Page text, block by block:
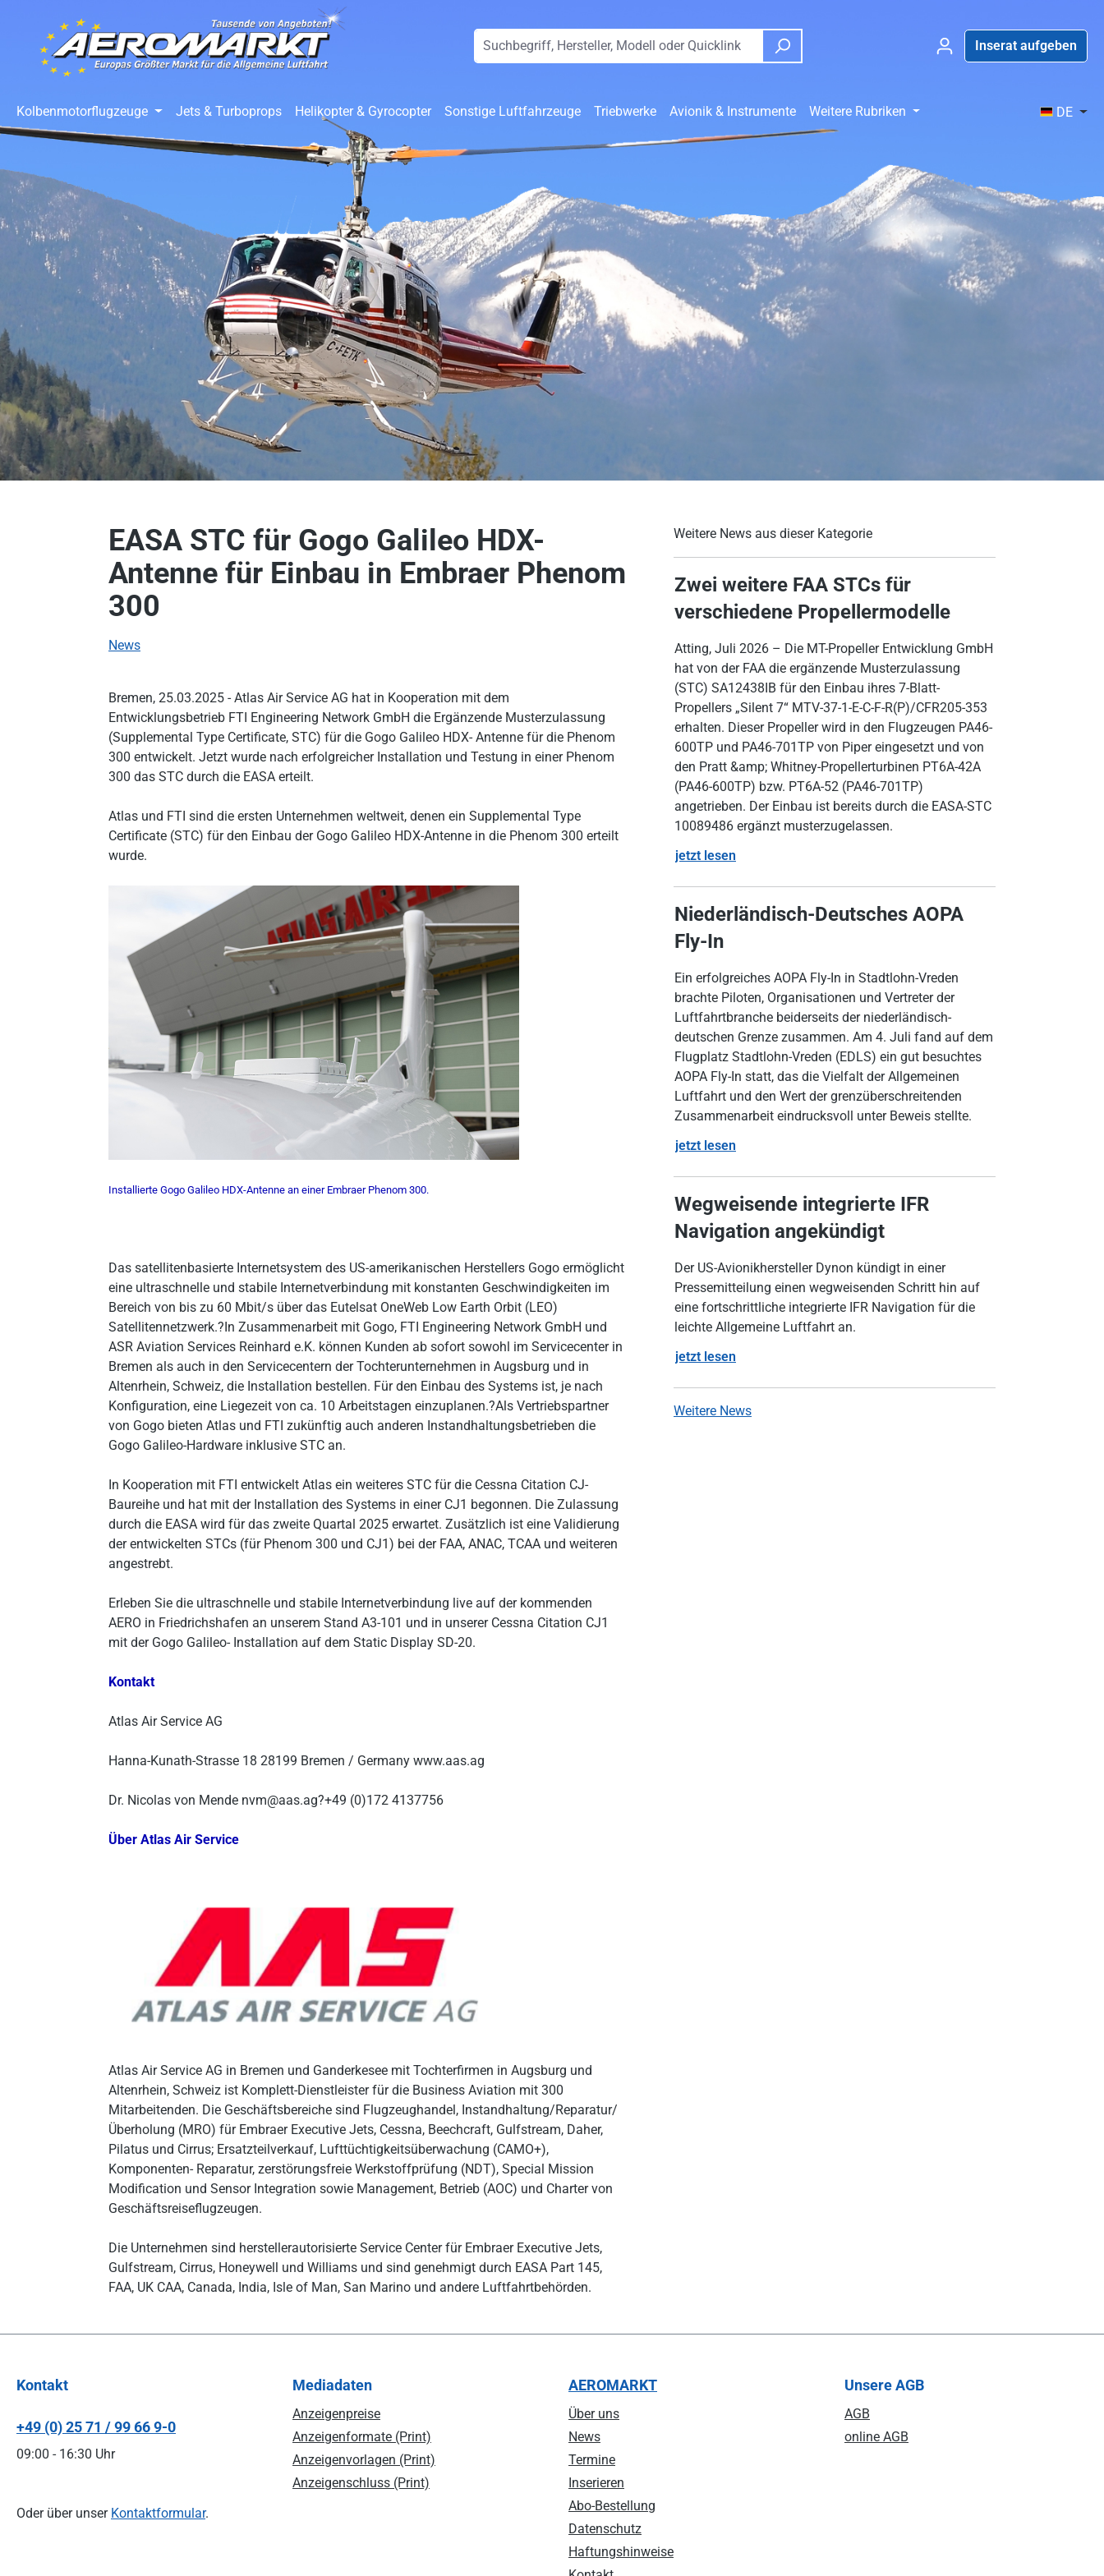
Zur Hauptnavigation springen
Inserat aufgeben
Kolbenmotorflugzeuge Jets & Turboprops Helikopter & Gyrocopter Sonstige Luftfahrzeuge Triebwerke Avionik & Instrumente Weitere Rubriken DE
EASA STC für Gogo Galileo HDX-
Antenne für Einbau in Embraer Phenom
300
News
Bremen, 25.03.2025 - Atlas Air Service AG hat in Kooperation mit dem
Entwicklungsbetrieb FTI Engineering Network GmbH die Ergänzende Musterzulassung
(Supplemental Type Certificate, STC) für die Gogo Galileo HDX- Antenne für die Phenom
300 entwickelt. Jetzt wurde nach erfolgreicher Installation und Testung in einer Phenom
300 das STC durch die EASA erteilt.
Atlas und FTI sind die ersten Unternehmen weltweit, denen ein Supplemental Type
Certificate (STC) für den Einbau der Gogo Galileo HDX-Antenne in die Phenom 300 erteilt
wurde.
Installierte Gogo Galileo HDX-Antenne an einer Embraer Phenom 300.
Das satellitenbasierte Internetsystem des US-amerikanischen Herstellers Gogo ermöglicht
eine ultraschnelle und stabile Internetverbindung mit konstanten Geschwindigkeiten im
Bereich von bis zu 60 Mbit/s über das Eutelsat OneWeb Low Earth Orbit (LEO)
Satellitennetzwerk.?In Zusammenarbeit mit Gogo, FTI Engineering Network GmbH und
ASR Aviation Services Reinhard e.K. können Kunden ab sofort sowohl im Servicecenter in
Bremen als auch in den Servicecentern der Tochterunternehmen in Augsburg und in
Altenrhein, Schweiz, die Installation bestellen. Für den Einbau des Systems ist, je nach
Konfiguration, eine Liegezeit von ca. 10 Arbeitstagen einzuplanen.?Als Vertriebspartner
von Gogo bieten Atlas und FTI zukünftig auch anderen Instandhaltungsbetrieben die
Gogo Galileo-Hardware inklusive STC an.
In Kooperation mit FTI entwickelt Atlas ein weiteres STC für die Cessna Citation CJ-
Baureihe und hat mit der Installation des Systems in einer CJ1 begonnen. Die Zulassung
durch die EASA wird für das zweite Quartal 2025 erwartet. Zusätzlich ist eine Validierung
der entwickelten STCs (für Phenom 300 und CJ1) bei der FAA, ANAC, TCAA und weiteren
angestrebt.
Erleben Sie die ultraschnelle und stabile Internetverbindung live auf der kommenden
AERO in Friedrichshafen an unserem Stand A3-101 und in unserer Cessna Citation CJ1
mit der Gogo Galileo- Installation auf dem Static Display SD-20.
Kontakt
Atlas Air Service AG
Hanna-Kunath-Strasse 18 28199 Bremen / Germany www.aas.ag
Dr. Nicolas von Mende nvm@aas.ag?+49 (0)172 4137756
Über Atlas Air Service
Atlas Air Service AG in Bremen und Ganderkesee mit Tochterfirmen in Augsburg und
Altenrhein, Schweiz ist Komplett-Dienstleister für die Business Aviation mit 300
Mitarbeitenden. Die Geschäftsbereiche sind Flugzeughandel, Instandhaltung/Reparatur/
Überholung (MRO) für Embraer Executive Jets, Cessna, Beechcraft, Gulfstream, Daher,
Pilatus und Cirrus; Ersatzteilverkauf, Lufttüchtigkeitsüberwachung (CAMO+),
Komponenten- Reparatur, zerstörungsfreie Werkstoffprüfung (NDT), Special Mission
Modification und Sensor Integration sowie Management, Betrieb (AOC) und Charter von
Geschäftsreiseflugzeugen.
Die Unternehmen sind herstellerautorisierte Service Center für Embraer Executive Jets,
Gulfstream, Cirrus, Honeywell und Williams und sind genehmigt durch EASA Part 145,
FAA, UK CAA, Canada, India, Isle of Man, San Marino und andere Luftfahrtbehörden.
Weitere News aus dieser Kategorie
Zwei weitere FAA STCs für
verschiedene Propellermodelle
Atting, Juli 2026 – Die MT-Propeller Entwicklung GmbH
hat von der FAA die ergänzende Musterzulassung
(STC) SA12438IB für den Einbau ihres 7-Blatt-
Propellers „Silent 7“ MTV-37-1-E-C-F-R(P)/CFR205-353
erhalten. Dieser Propeller wird in den Flugzeugen PA46-
600TP und PA46-701TP von Piper eingesetzt und von
den Pratt &amp; Whitney-Propellerturbinen PT6A-42A
(PA46-600TP) bzw. PT6A-52 (PA46-701TP)
angetrieben. Der Einbau ist bereits durch die EASA-STC
10089486 ergänzt musterzugelassen.
jetzt lesen
Niederländisch-Deutsches AOPA
Fly-In
Ein erfolgreiches AOPA Fly-In in Stadtlohn-Vreden
brachte Piloten, Organisationen und Vertreter der
Luftfahrtbranche beiderseits der niederländisch-
deutschen Grenze zusammen. Am 4. Juli fand auf dem
Flugplatz Stadtlohn-Vreden (EDLS) ein gut besuchtes
AOPA Fly-In statt, das die Vielfalt der Allgemeinen
Luftfahrt und den Wert der grenzüberschreitenden
Zusammenarbeit eindrucksvoll unter Beweis stellte.
jetzt lesen
Wegweisende integrierte IFR
Navigation angekündigt
Der US-Avionikhersteller Dynon kündigt in einer
Pressemitteilung einen wegweisenden Schritt hin auf
eine fortschrittliche integrierte IFR Navigation für die
leichte Allgemeine Luftfahrt an.
jetzt lesen
Weitere News
Kontakt
+49 (0) 25 71 / 99 66 9-0
09:00 - 16:30 Uhr
Oder über unser Kontaktformular.
Mediadaten
Anzeigenpreise
Anzeigenformate (Print)
Anzeigenvorlagen (Print)
Anzeigenschluss (Print)
AEROMARKT
Über uns
News
Termine
Inserieren
Abo-Bestellung
Datenschutz
Haftungshinweise
Unsere AGB
AGB
online AGB